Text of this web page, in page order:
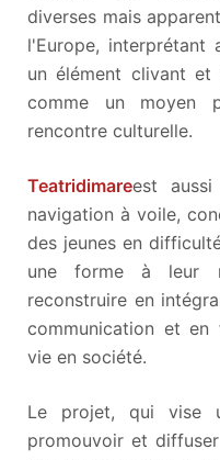
diverses mais
l'Europe, interprétant
un élément clivant et
comme un moyen
rencontre culturelle.
Teatridimareest
navigation à voile,
des jeunes en
une forme à leur
reconstruire en
communication et en
vie en société.
Le projet, qui vise
promouvoir et